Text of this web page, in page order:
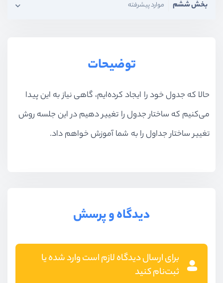
بخش ششم موارد پیشرفته
توضیحات
حالا که جدول خود را ایجاد کرده‌ایم، گاهی نیاز به این پیدا
می‌کنیم که ساختار جدول را تغییر دهیم در این جلسه روش
تغییر ساختار جداول را به شما آموزش خواهم داد.
دیدگاه و پرسش
برای ارسال دیدگاه لازم است وارد شده یا
ثبت‌نام کنید